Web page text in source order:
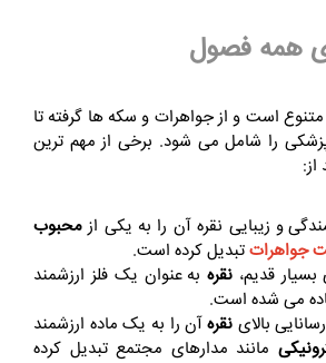
همه فصول
متنوع است و از جواهرات و سکه‌ ها گرفته تا
را شامل می‌ شود. برخی از مهم‌ ترین
از:
و زیبایی نقره آن را به یکی از محبوب‌
جواهراتتبدیل کرده است.
بسیار قدیم،نقره به عنوان یک فلز ارزشمند
می‌ شده است.
رسانایی بالای نقرهآن را به یک ماده ارزشمند
مانند مدارهای مجتمع تبدیل کرده